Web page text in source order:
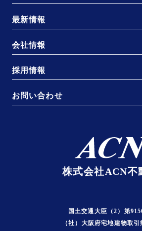
最新情報
会社情報
採用情報
お問い合わせ
株式会社ACN不
国土交通大臣（2）第
（社）大阪府宅地建物取引